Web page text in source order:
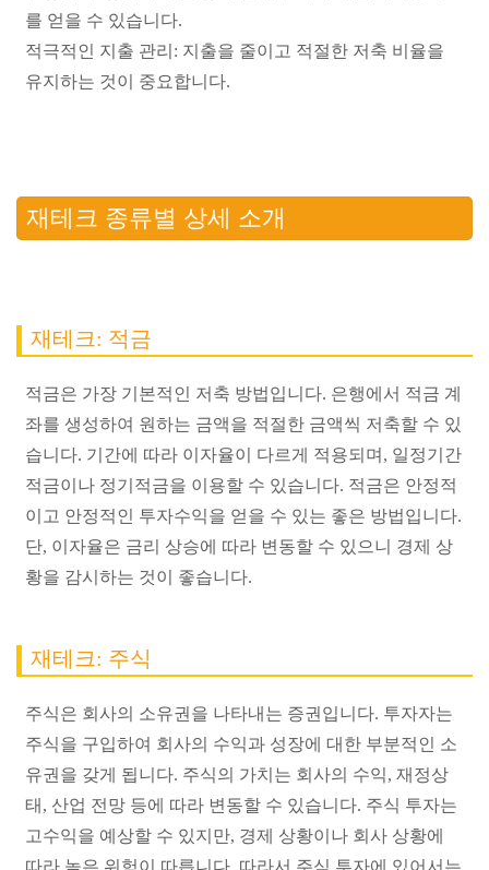
를 얻을 수 있습니다.
적극적인 지출 관리: 지출을 줄이고 적절한 저축 비율을
유지하는 것이 중요합니다.
재테크 종류별 상세 소개
재테크: 적금
적금은 가장 기본적인 저축 방법입니다. 은행에서 적금 계
좌를 생성하여 원하는 금액을 적절한 금액씩 저축할 수 있
습니다. 기간에 따라 이자율이 다르게 적용되며, 일정기간
적금이나 정기적금을 이용할 수 있습니다. 적금은 안정적
이고 안정적인 투자수익을 얻을 수 있는 좋은 방법입니다.
단, 이자율은 금리 상승에 따라 변동할 수 있으니 경제 상
황을 감시하는 것이 좋습니다.
재테크: 주식
주식은 회사의 소유권을 나타내는 증권입니다. 투자자는
주식을 구입하여 회사의 수익과 성장에 대한 부분적인 소
유권을 갖게 됩니다. 주식의 가치는 회사의 수익, 재정상
태, 산업 전망 등에 따라 변동할 수 있습니다. 주식 투자는
고수익을 예상할 수 있지만, 경제 상황이나 회사 상황에
따라 높은 위험이 따릅니다. 따라서 주식 투자에 있어서는